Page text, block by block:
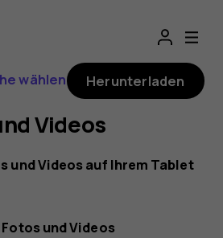
wählen Herunterladen
Videos
und Videos auf Ihrem Tablet
und Videos